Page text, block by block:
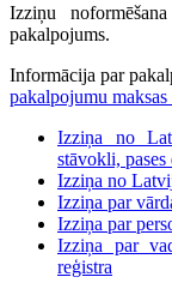
Izziņu
pakalpojums.
Informācija par
pakalpojumu maksas
Izziņa no
stāvokli,
Izziņa no
Izziņa par
Izziņa par
Izziņa par
reģistra